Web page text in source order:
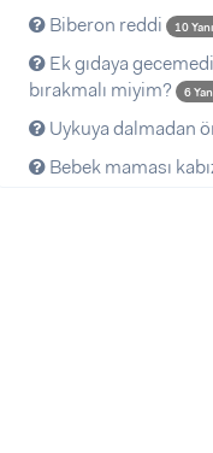
Biberon reddi 10
Ek gıdaya
bırakmalı miyim?
6
Uykuya dalmadan
Bebek maması